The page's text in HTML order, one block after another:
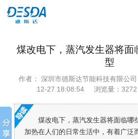
煤改电下，蒸汽发生器将面
型
作者： 深圳市德斯达节能科技有限公司
12-27 18:08:54
浏览量：
煤改电下，蒸汽发生器将面临哪
加热在人们的日常生活中，有着广泛